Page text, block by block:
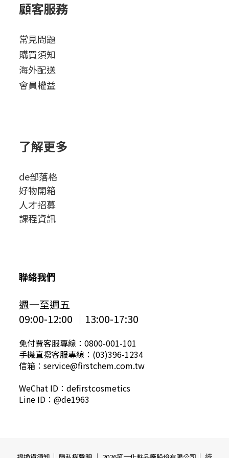
顧客服務
常見問題
購買須知
海外配送
會員權益
了解更多
de部落格
好物開箱
人才招募
課程資訊
聯絡我們
週一至週五
09:00-12:00 │13:00-17:30
免付費客服專線：0800-001-101
手機直撥客服專線：(03)396-1234
信箱：service@firstchem.com.tw
WeChat ID：defirstcosmetics
Line ID：@de1963